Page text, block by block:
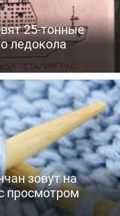
25-тонные
ледокола
зовут на
просмотром